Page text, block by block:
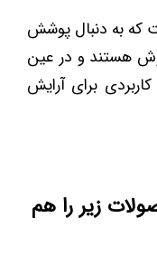
که به دنبال پوشش
هستند و در عین
برای آرایش
زیر را هم